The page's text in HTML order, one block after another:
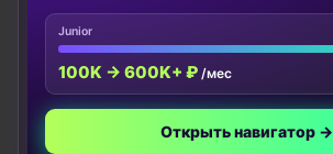
Junior
100K → 600K+ ₽ /мес
Открыть навигатор →